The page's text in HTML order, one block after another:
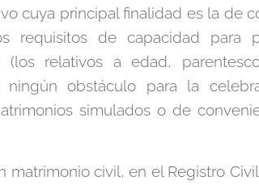
cuya principal finalidad es la de
requisitos de capacidad para
relativos a edad,
obstáculo para la
simulados o de
matrimonio civil, en el Registro